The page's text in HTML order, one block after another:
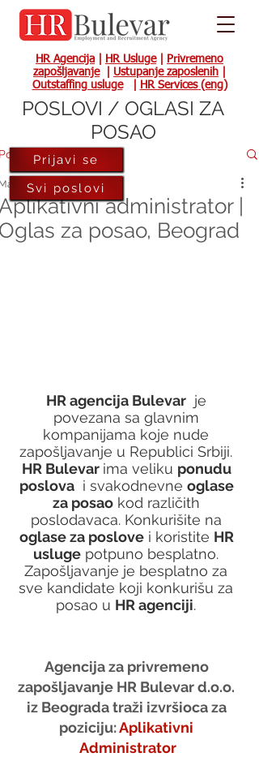
HR Agencija HR Usluge|
Privremeno
zapošljavanje| Ustupanje zaposlenih
Outstaffing usluge| HR Services (eng)
administrator |
za posao, Beograd
14
HR agencija Bulevar
  je
povezana sa glavnim
kompanijama koje nude
zapošljavanje u Republici Srbiji.
HR Bulevar ima veliku ponudu
poslova
  i svakodnevne
oglase
za posao kod različith
poslodavaca. Konkurišite na
oglase za poslove i koristite HR
usluge potpuno besplatno.
Zapošljavanje je besplatno za
sve kandidate koji konkurišu za
posao u HR agenciji.
Agencija za privremeno
zapošljavanje HR Bulevar d.o.o.
iz Beograda traži izvršioca za
poziciju:Aplikativni
Administrator
Prijavi se
Svi poslovi
POSLOVI / OGLASI ZA
POSAO